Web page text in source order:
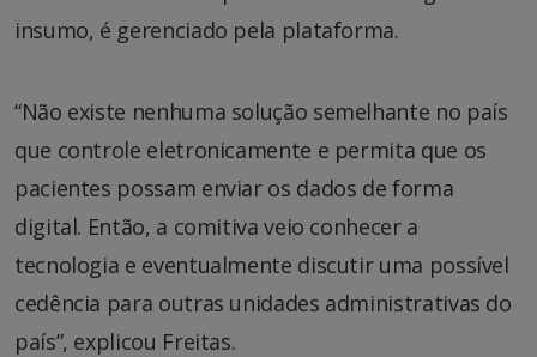
insumo, é gerenciado pela plataforma.
“Não existe nenhuma solução semelhante no país
que controle eletronicamente e permita que os
pacientes possam enviar os dados de forma
digital. Então, a comitiva veio conhecer a
tecnologia e eventualmente discutir uma possível
cedência para outras unidades administrativas do
país”, explicou Freitas.